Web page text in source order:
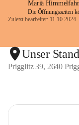
Mariä
Die Öffnungszeiten
Zuletzt bearbeitet: 11.10.2024
Unser
Prigglitz 39, 2640